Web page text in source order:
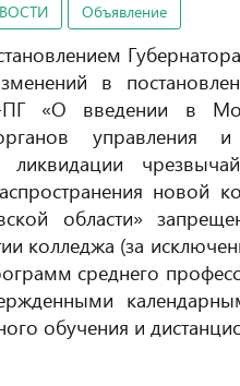
Объявление
в
«О введении в
управления
ликвидации
новой
области»
колледжа (за
среднего
обучения и